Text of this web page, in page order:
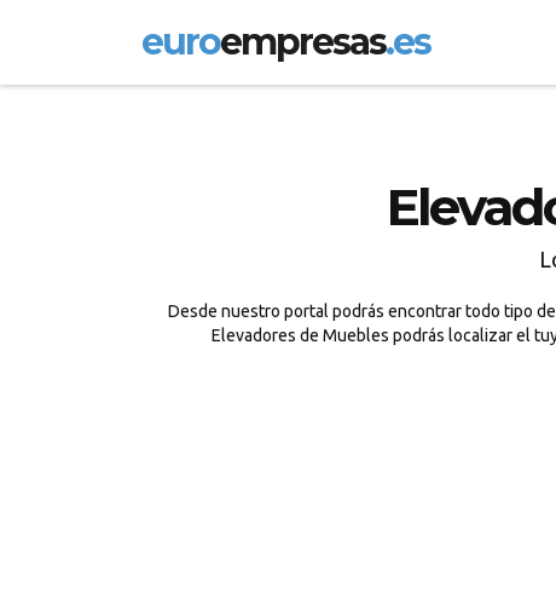
euroempresas.es
Desde nuestro portal podrás encontrar todo tipo
Elevadores de Muebles podrás localizar el